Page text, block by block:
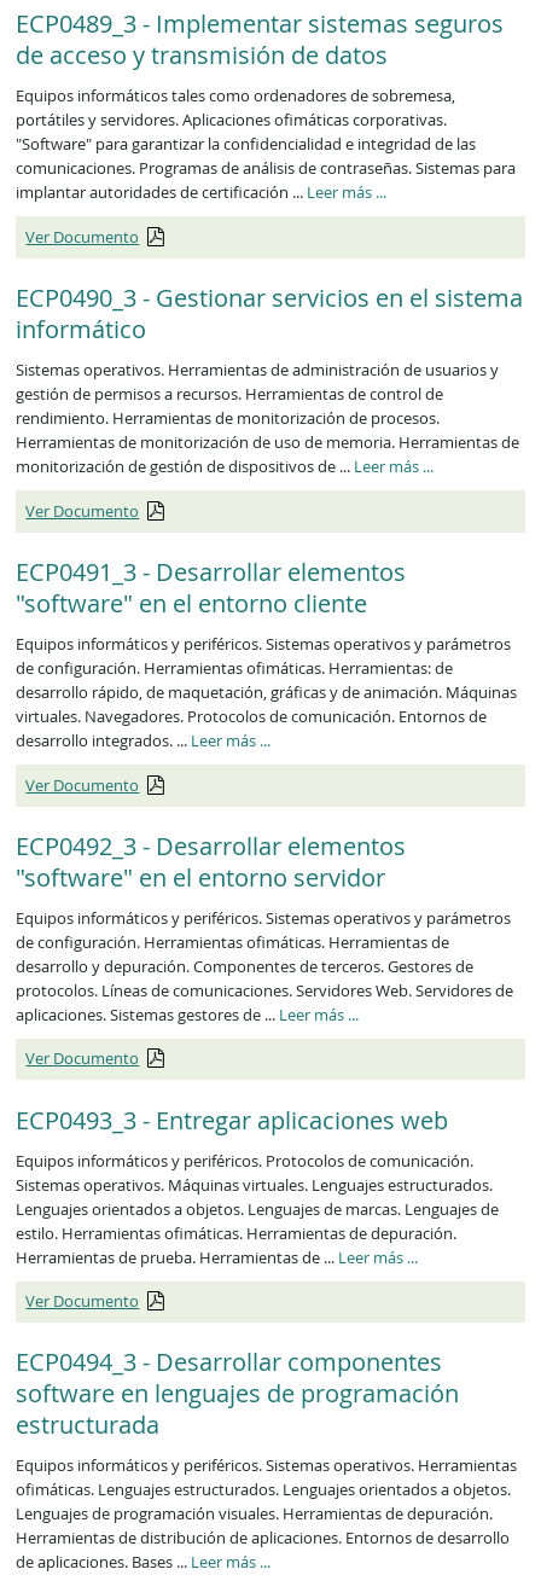
ECP0489_3 - Implementar sistemas seguros
de acceso y transmisión de datos
Equipos informáticos tales como ordenadores de sobremesa,
portátiles y servidores. Aplicaciones ofimáticas corporativas.
"Software" para garantizar la confidencialidad e integridad de las
comunicaciones. Programas de análisis de contraseñas. Sistemas para
implantar autoridades de certificación ... Leer más ECP0489_3
...
Ver Documento
ECP0490_3 - Gestionar servicios en el sistema
informático
Sistemas operativos. Herramientas de administración de usuarios y
gestión de permisos a recursos. Herramientas de control de
rendimiento. Herramientas de monitorización de procesos.
Herramientas de monitorización de uso de memoria. Herramientas de
monitorización de gestión de dispositivos de ... Leer más ECP0490_3
...
Ver Documento
ECP0491_3 - Desarrollar elementos
"software" en el entorno cliente
Equipos informáticos y periféricos. Sistemas operativos y parámetros
de configuración. Herramientas ofimáticas. Herramientas: de
desarrollo rápido, de maquetación, gráficas y de animación. Máquinas
virtuales. Navegadores. Protocolos de comunicación. Entornos de
desarrollo integrados. ... Leer más ECP0491_3
...
Ver Documento
ECP0492_3 - Desarrollar elementos
"software" en el entorno servidor
Equipos informáticos y periféricos. Sistemas operativos y parámetros
de configuración. Herramientas ofimáticas. Herramientas de
desarrollo y depuración. Componentes de terceros. Gestores de
protocolos. Líneas de comunicaciones. Servidores Web. Servidores de
aplicaciones. Sistemas gestores de ... Leer más ECP0492_3
...
Ver Documento
ECP0493_3 - Entregar aplicaciones web
Equipos informáticos y periféricos. Protocolos de comunicación.
Sistemas operativos. Máquinas virtuales. Lenguajes estructurados.
Lenguajes orientados a objetos. Lenguajes de marcas. Lenguajes de
estilo. Herramientas ofimáticas. Herramientas de depuración.
Herramientas de prueba. Herramientas de ... Leer más ECP0493_3
...
Ver Documento
ECP0494_3 - Desarrollar componentes
software en lenguajes de programación
estructurada
Equipos informáticos y periféricos. Sistemas operativos. Herramientas
ofimáticas. Lenguajes estructurados. Lenguajes orientados a objetos.
Lenguajes de programación visuales. Herramientas de depuración.
Herramientas de distribución de aplicaciones. Entornos de desarrollo
de aplicaciones. Bases ... Leer más ECP0494_3
...